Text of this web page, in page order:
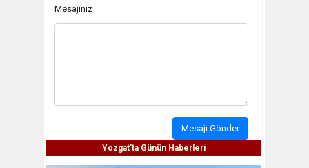
Mesajınız
Mesajı Gönder
Yozgat'ta Günün Haberleri